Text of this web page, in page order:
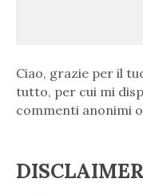
Ciao, grazie per il
tutto, per cui mi
commenti anonimi
DISCLAIMER